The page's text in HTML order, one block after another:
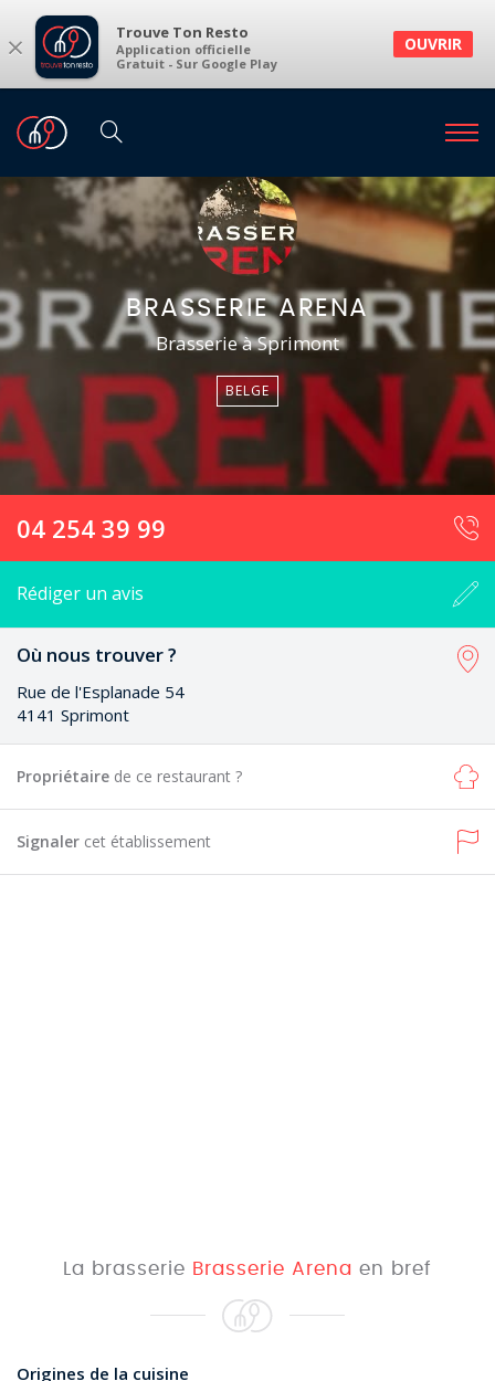
× Trouve Ton Resto
Application officielle
Gratuit - Sur Google Play
OUVRIR
BRASSERIE ARENA
Brasserie à Sprimont
BELGE
04 254 39 99
Rédiger un avis
Où nous trouver ?
Rue de l'Esplanade 54
4141 Sprimont
Propriétaire de ce restaurant ?
Signaler cet établissement
La brasserie Brasserie Arena en bref
Origines de la cuisine